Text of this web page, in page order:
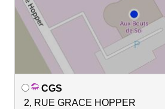
CGS
2, RUE GRACE HOPPER